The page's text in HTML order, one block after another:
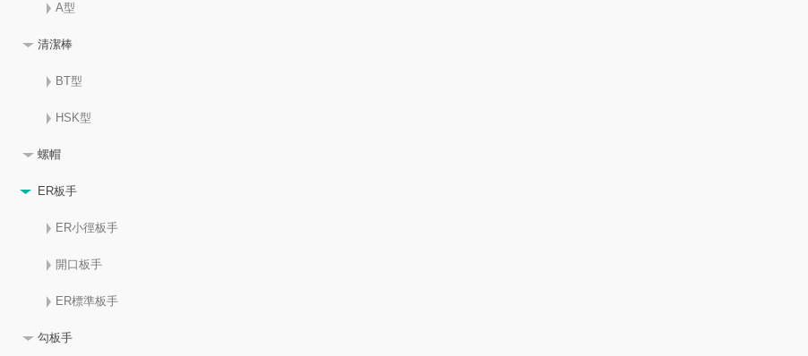
A型
清潔棒
BT型
HSK型
螺帽
ER板手
ER小徑板手
開口板手
ER標準板手
勾板手